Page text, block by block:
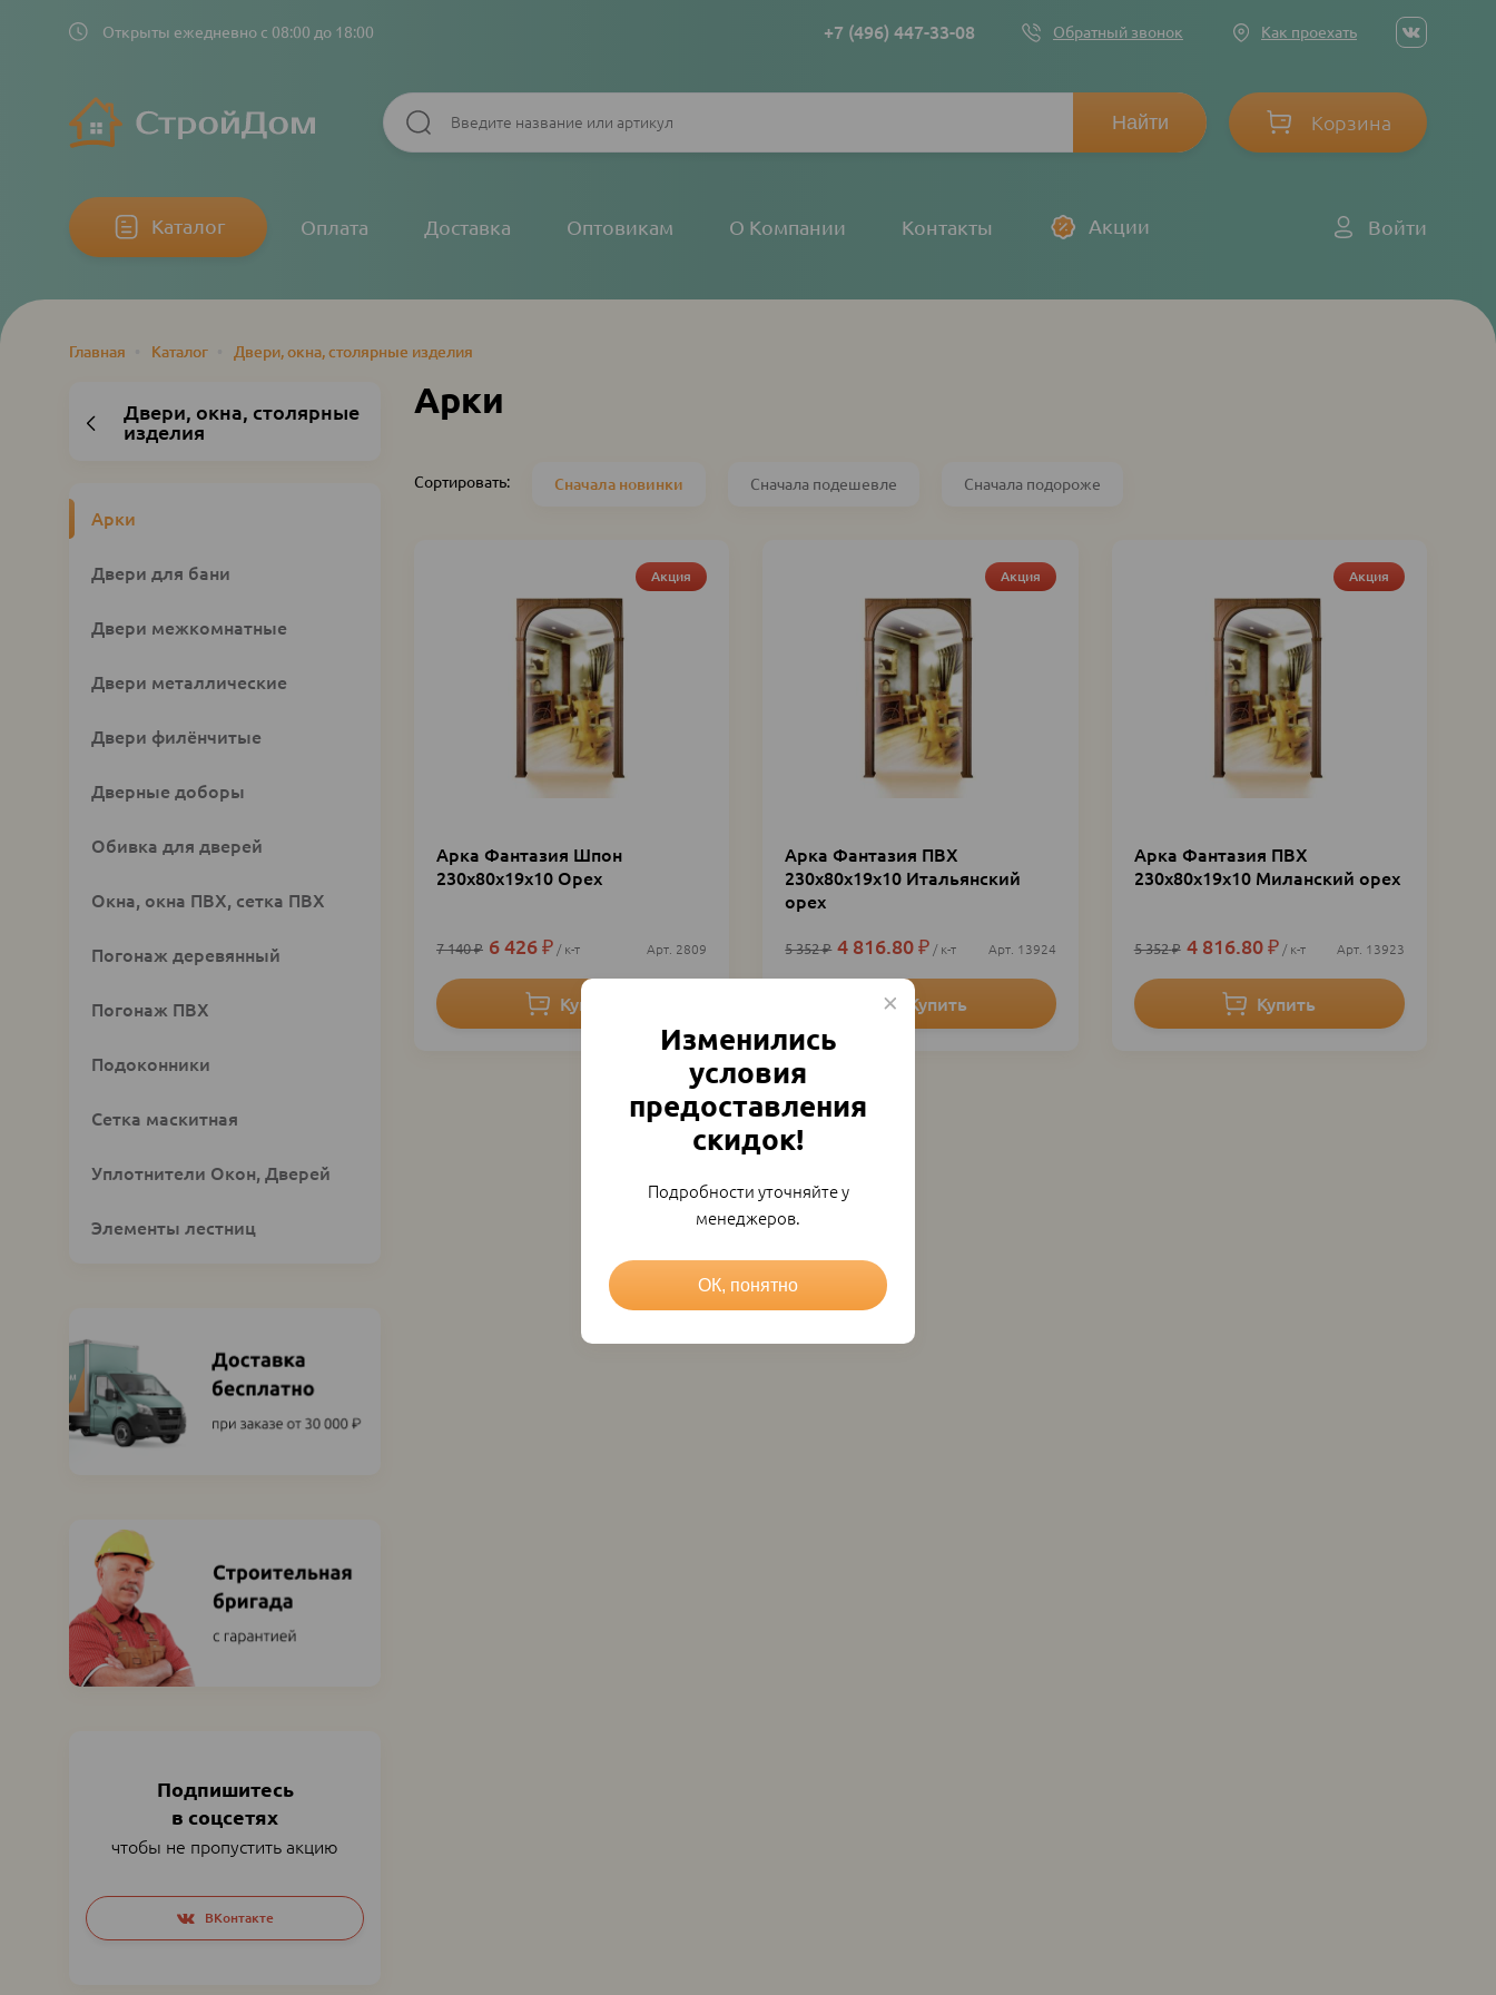
Открыты ежедневно с 08:00 до 18:00 +7 (496) 447-33-08 Обратный звонок Как проехать
Social
links
Корзина
Основная
навигация
Каталог Оплата Доставка Оптовикам О Компании Контакты Акции
LogВойти
Строка
Главная Каталог Двери, окна, столярные изделия
Двери, окна, столярные
изделия
Custom
block
Арки
Двери для бани
Двери межкомнатные
Двери металлические
Двери филёнчитые
Дверные доборы
Обивка для дверей
Окна, окна ПВХ, сетка ПВХ
Погонаж деревянный
Погонаж ПВХ
Подоконники
Сетка маскитная
Уплотнители Окон, Дверей
Элементы лестниц
Подпишитесь
в соцсетях
чтобы не пропустить акцию
Social
networks
links
ВКонтакте
Арки
Сортировать: Сначала новинки Сначала подешевле Сначала подороже
Акция
Арка Фантазия Шпон
230х80х19х10 Орех
7 140 ₽ 6 426 ₽ к-т 2809
Акция
Арка Фантазия ПВХ
230х80х19х10 Итальянский
орех
5 352 ₽ 4 816.80 ₽ к-т 13924
Акция
Арка Фантазия ПВХ
230х80х19х10 Миланский орех
5 352 ₽ 4 816.80 ₽ к-т 13923
Изменились
условия
предоставления
скидок!
Подробности уточняйте у
менеджеров.
ОК, понятно